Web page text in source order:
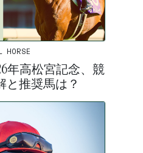
HORSE
年高松宮記念、競
と推奨馬は？